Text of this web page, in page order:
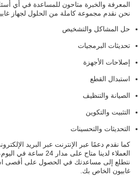
المعرفة والخبرة متاحون للمساعدة في أي
نحن نقدم مجموعة كاملة من الحلول لجهاز
حل المشاكل والتشخيص
تحديثات البرمجيات
إصلاحات الأجهزة
استبدال القطع
الصيانة والتنظيف
التثبيت والتكوين
التحديثات والتحسينات
كما نقدم دعمًا عبر الإنترنت عبر البريد
نتطلع إلى مساعدتك في الحصول على أقصى
غابيون الخاص بك.